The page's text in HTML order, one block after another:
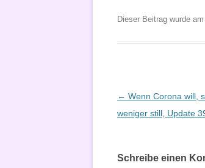
Dieser Beitrag wurde am
Beitragsnavigation
← Wenn Corona will,
weniger still, Update
Schreibe einen